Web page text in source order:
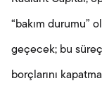
“bakım durumu”
geçecek; bu
borçlarını